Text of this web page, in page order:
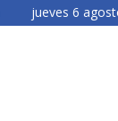
jueves 6